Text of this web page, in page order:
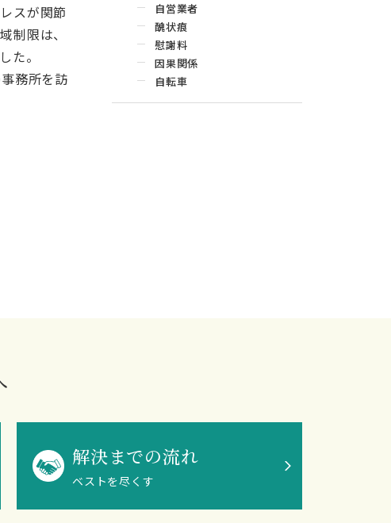
スが関節
制限は、
た。
務所を訪
自営業者
醜状痕
慰謝料
因果関係
自転車
解決までの流れ
ベストを尽くす